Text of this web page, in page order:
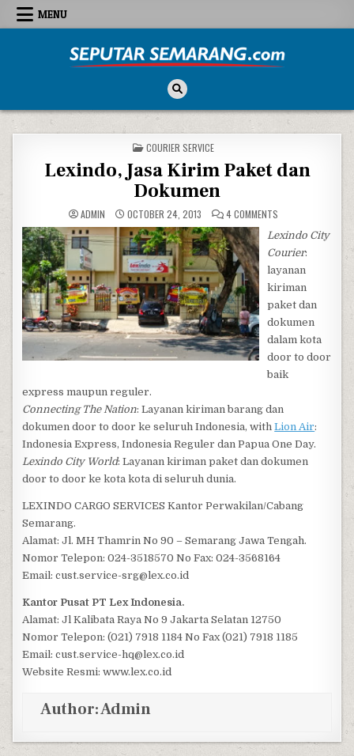
Skip to content
MENU
POSTED IN
COURIER SERVICE
Lexindo, Jasa Kirim Paket dan
Dokumen
ADMIN OCTOBER 24, 2013 4 COMMENTSON LEXINDO, JASA
Lexindo City
Courier:
layanan
kiriman
paket dan
dokumen
dalam kota
door to door
baik
express maupun reguler.
Connecting The Nation: Layanan kiriman barang dan
dokumen door to door ke seluruh Indonesia, withLion Air:
Indonesia Express, Indonesia Reguler dan Papua One Day.
Lexindo City World: Layanan kiriman paket dan dokumen
door to door ke kota kota di seluruh dunia.
LEXINDO CARGO SERVICES Kantor Perwakilan/Cabang
Semarang.
Alamat: Jl. MH Thamrin No 90 – Semarang Jawa Tengah.
Nomor Telepon: 024-3518570 No Fax: 024-3568164
Email: cust.service-srg@lex.co.id
Kantor Pusat PT Lex Indonesia.
Alamat: Jl Kalibata Raya No 9 Jakarta Selatan 12750
Nomor Telepon: (021) 7918 1184 No Fax (021) 7918 1185
Email: cust.service-hq@lex.co.id
Website Resmi: www.lex.co.id
Author:Admin